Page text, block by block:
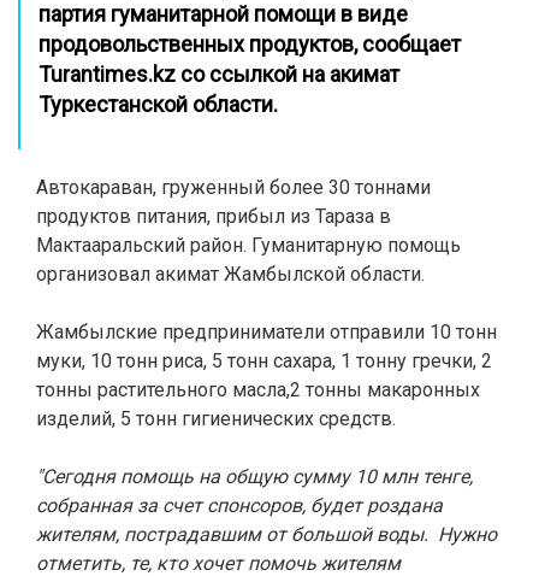
партия гуманитарной помощи в виде
продовольственных продуктов, сообщает
Turantimes.kz со ссылкой на акимат
Туркестанской области.
Автокараван, груженный более 30 тоннами
продуктов питания, прибыл из Тараза в
Мактааральский район. Гуманитарную помощь
организовал акимат Жамбылской области.
Жамбылские предприниматели отправили 10 тонн
муки, 10 тонн риса, 5 тонн сахара, 1 тонну гречки, 2
тонны растительного масла,2 тонны макаронных
изделий, 5 тонн гигиенических средств.
"Сегодня помощь на общую сумму 10 млн тенге,
собранная за счет спонсоров, будет роздана
жителям, пострадавшим от большой воды. Нужно
отметить, те, кто хочет помочь жителям